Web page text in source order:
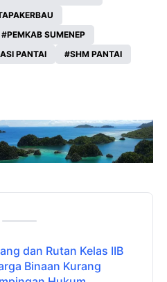
PEMKAB SUMENEP
PANTAI SHM PANTAI
dan Rutan Kelas IIB
Binaan Kurang